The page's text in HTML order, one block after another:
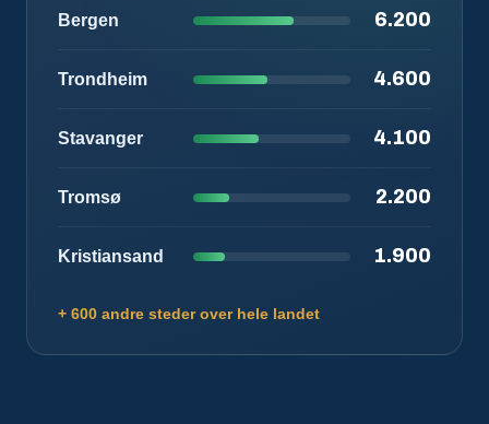
Bergen 6.200
Trondheim 4.600
Stavanger 4.100
Tromsø 2.200
Kristiansand 1.900
+ 600 andre steder over hele landet